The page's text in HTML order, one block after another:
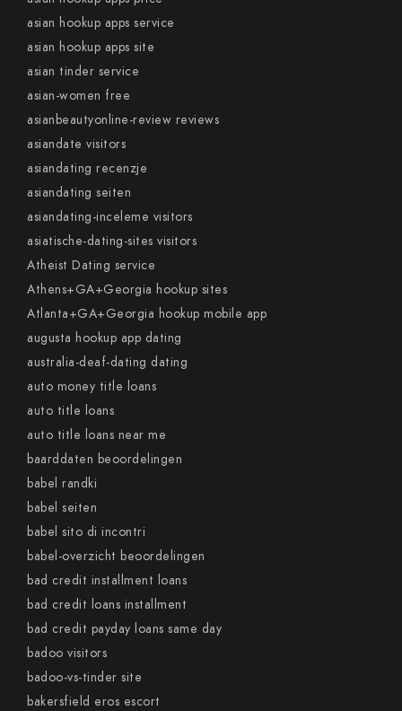
asian hookup apps service
asian hookup apps site
asian tinder service
asian-women free
asianbeautyonline-review reviews
asiandate visitors
asiandating recenzje
asiandating seiten
asiandating-inceleme visitors
asiatische-dating-sites visitors
Atheist Dating service
Athens+GA+Georgia hookup sites
Atlanta+GA+Georgia hookup mobile app
augusta hookup app dating
australia-deaf-dating dating
auto money title loans
auto title loans
auto title loans near me
baarddaten beoordelingen
babel randki
babel seiten
babel sito di incontri
babel-overzicht beoordelingen
bad credit installment loans
bad credit loans installment
bad credit payday loans same day
badoo visitors
badoo-vs-tinder site
bakersfield eros escort